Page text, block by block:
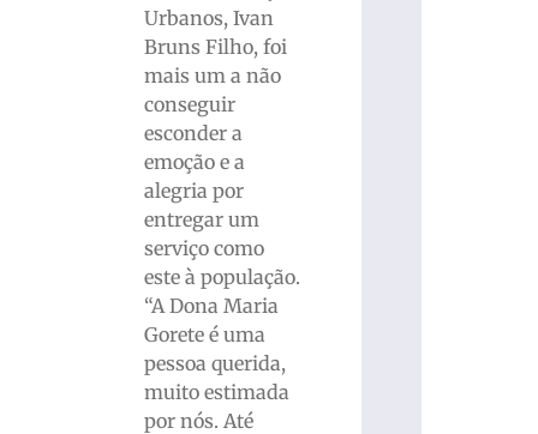
Urbanos, Ivan
Bruns Filho, foi
mais um a não
conseguir
esconder a
emoção e a
alegria por
entregar um
serviço como
este à população.
“A Dona Maria
Gorete é uma
pessoa querida,
muito estimada
por nós. Até